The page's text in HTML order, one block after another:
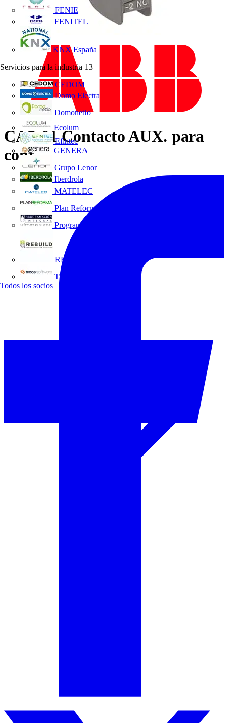
FENIE
FENITEL
KNX España
Servicios para la industria 13
CEDOM
Domo Electra
Domonetio
Ecolum
Efintec
GENERA
Grupo Lenor
Iberdrola
MATELEC
Plan Reforma
Programación Integral
REBUILD
Trace Software
Todos los socios
CA5-01 Contacto AUX. para
cont.